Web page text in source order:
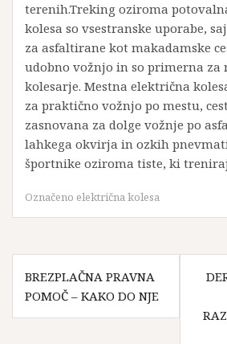
terenih.Treking oziroma
kolesa so vsestranske uporabe,
za asfaltirane kot makadamske
udobno vožnjo in so primerna za
kolesarje. Mestna električna
za praktično vožnjo po mestu,
zasnovana za dolge vožnje po
lahkega okvirja in ozkih
športnike oziroma tiste, ki
Označeno električna kolesa
Navigacija
prispevka
BREZPLAČNA PRAVNA
POMOČ – KAKO DO NJE